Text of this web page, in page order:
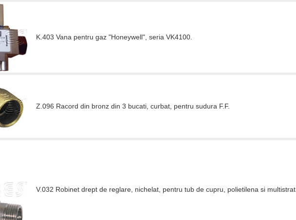
K.403 Vana pentru gaz "Honeywell", seria VK4100.
Z.096 Racord din bronz din 3 bucati, curbat, pentru sudura F.F.
V.032 Robinet drept de reglare, nichelat, pentru tub de cupru, polietilena si multistrat.